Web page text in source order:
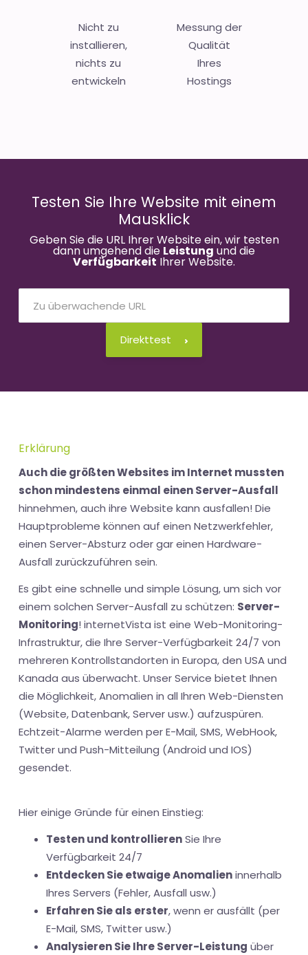
Nicht zu
installieren,
nichts zu
entwickeln
Messung der
Qualität
Ihres
Hostings
Testen Sie Ihre Website mit einem
Mausklick
Geben Sie die URL Ihrer Website ein, wir testen
dann umgehend die Leistung und die
Verfügbarkeit Ihrer Website.
Direkttest
Erklärung
Auch die größten Websites im Internet mussten
schon mindestens einmal einen Server-Ausfall
hinnehmen, auch ihre Website kann ausfallen! Die
Hauptprobleme können auf einen Netzwerkfehler,
einen Server-Absturz oder gar einen Hardware-
Ausfall zurückzuführen sein.
Es gibt eine schnelle und simple Lösung, um sich vor
einem solchen Server-Ausfall zu schützen: Server-
Monitoring! internetVista ist eine Web-Monitoring-
Infrastruktur, die Ihre Server-Verfügbarkeit 24/7 von
mehreren Kontrollstandorten in Europa, den USA und
Kanada aus überwacht. Unser Service bietet Ihnen
die Möglichkeit, Anomalien in all Ihren Web-Diensten
(Website, Datenbank, Server usw.) aufzuspüren.
Echtzeit-Alarme werden per E-Mail, SMS, WebHook,
Twitter und Push-Mitteilung (Android und IOS)
gesendet.
Hier einige Gründe für einen Einstieg:
Testen und kontrollierenSie Ihre
Verfügbarkeit 24/7
Entdecken Sie etwaige Anomalieninnerhalb
Ihres Servers (Fehler, Ausfall usw.)
Erfahren Sie als erster, wenn er ausfällt (per
E-Mail, SMS, Twitter usw.)
Analysieren Sie Ihre Server-Leistung über